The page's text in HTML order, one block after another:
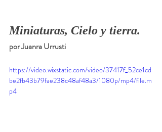
Miniaturas, Cielo y tierra.
por Juanra Urrusti
https://video.wixstatic.com/video/37417f_52ce1cd
be2fb43b79fae238c48af48a3/1080p/mp4/file.m
p4